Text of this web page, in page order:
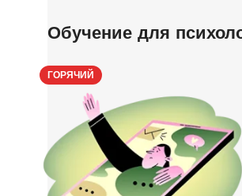
Обучение для
ГОРЯЧИЙ